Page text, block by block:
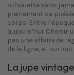
silhouette sans
pleinement sa
corps. Entre
aujourd’hui. Choisir
pas une affaire de
de la ligne, et surtout
La jupe